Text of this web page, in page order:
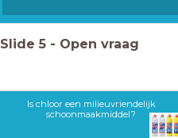
Slide 5 - Open vraag
Is chloor een milieuvriendelijk
schoonmaakmiddel?